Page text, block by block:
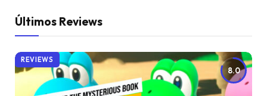
Últimos Reviews
8.0
REVIEWS